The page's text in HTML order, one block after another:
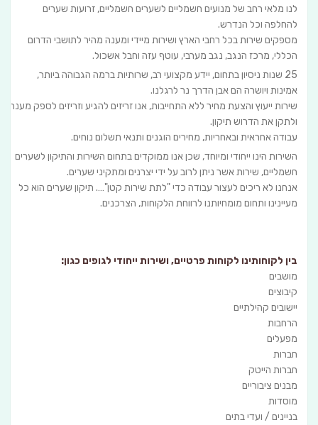
לנו מלאי רחב של מנועים חשמליים לשערים חשמליים, זרועות שערים
להחלפה וכל הנדרש.
מספקים שירות בכל רחבי הארץ ושירות מיידי ומענה מהיר לתושבי הדרום
הכללי, מרכז הנגב, נגב מערבי, עוטף עזה וחבל אשכול.
25 שנות ניסיון בתחום, יידע מקצועי רב, שרותיות ברמה הגבוהה ביותר,
אמינות ויושרה הם אבן הדרך נר לרגלנו.
שירות ייעוץ והצעת מחיר ללא התחייבות, אנו זריזים להגיע וזריזים לספק מענה
ולתקן את הדרוש תיקון.
עבודה אחראית ובאחריות, מחירים הוגנים ותנאי תשלום נוחים.
השירות הינו ייחודי ומיוחד, שכן אנו ממוקדים בתחום השירות והתיקון לשערים
חשמליים, שירות אשר ניתן לרוב על ידי יצרנים ומתקיני שערים.
אנחנו לא ריכים לעצור עבודה כדי "לתת שירות קטן"…. תיקון שערים הוא כל
מעיינינו ותחום מומחיותנו לרווחת הלקוחות, הצרכנים.
בין לקוחותינו לקוחות פרטיים, ושירות ייחודי לגופים כגון:
מושבים
קיבוצים
יישובים קהילתיים
הרחבות
מפעלים
חברות
חברות הייטק
מבנים ציבוריים
מוסדות
בניינים / ועדי בתים